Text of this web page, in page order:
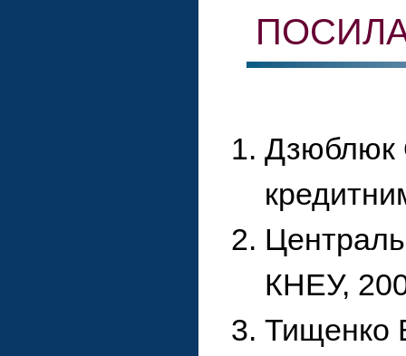
Дзюблюк
КНЕУ,
Тищенко